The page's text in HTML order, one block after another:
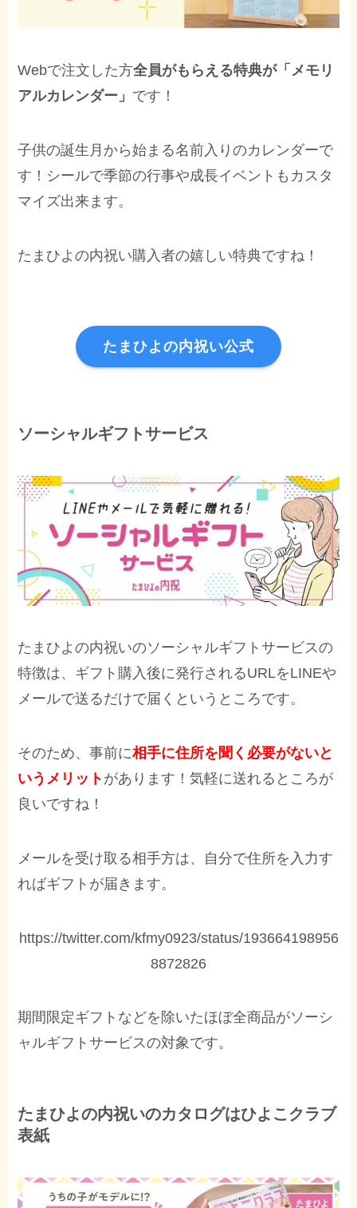
Webで注文した方全員がもらえる特典が「メモリ
アルカレンダー」 です！
子供の誕生月から始まる名前入りのカレンダーで
す！シールで季節の行事や成長イベントもカスタ
マイズ出来ます。
たまひよの内祝い購入者の嬉しい特典ですね！
たまひよの内祝い公式
ソーシャルギフトサービス
たまひよの内祝いのソーシャルギフトサービスの
特徴は、ギフト購入後に発行されるURLをLINEや
メールで送るだけで届くというところです。
そのため、事前に相手に住所を聞く必要がないと
いうメリット があります！気軽に送れるところが
良いですね！
メールを受け取る相手方は、自分で住所を入力す
ればギフトが届きます。
https://twitter.com/kfmy0923/status/193664198956
8872826
期間限定ギフトなどを除いたほぼ全商品がソーシ
ャルギフトサービスの対象です。
たまひよの内祝いのカタログはひよこクラブ
表紙